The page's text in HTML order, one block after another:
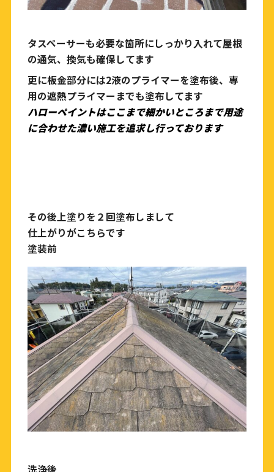
タスペーサーも必要な箇所にしっかり入れて屋根
の通気、換気も確保してます
更に板金部分には2液のプライマーを塗布後、専
用の遮熱プライマーまでも塗布してます
ハローペイントはここまで細かいところまで用途
に合わせた濃い施工を追求し行っております
その後上塗りを２回塗布しまして
仕上がりがこちらです
塗装前